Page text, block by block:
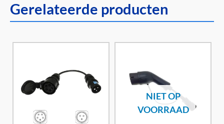
Gerelateerde producten
NIET OP
VOORRAAD